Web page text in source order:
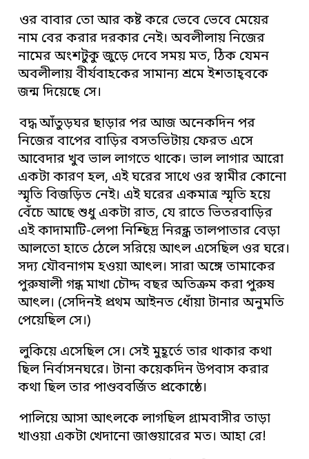
ওর বাবার তো আর কষ্ট করে ভেবে ভেবে মেয়ের
নাম বের করার দরকার নেই। অবলীলায় নিজের
নামের অংশটুকু জুড়ে দেবে সময় মত, ঠিক যেমন
অবলীলায় বীর্যবাহকের সামান্য শ্রমে ইশতাহ্‌বকে
জন্ম দিয়েছে সে।
বদ্ধ আঁতুড়ঘর ছাড়ার পর আজ অনেকদিন পর
নিজের বাপের বাড়ির বসতভিটায় ফেরত এসে
আবেদার খুব ভাল লাগতে থাকে। ভাল লাগার আরো
একটা কারণ হল, এই ঘরের সাথে ওর স্বামীর কোনো
স্মৃতি বিজড়িত নেই। এই ঘরের একমাত্র স্মৃতি হয়ে
বেঁচে আছে শুধু একটা রাত, যে রাতে ভিতরবাড়ির
এই কাদামাটি-লেপা নিশ্ছিদ্র নিরন্ধ্র তালপাতার বেড়া
আলতো হাতে ঠেলে সরিয়ে আৎল এসেছিল ওর ঘরে।
সদ্য যৌবনাগম হওয়া আৎল। সারা অঙ্গে তামাকের
পুরুষালী গন্ধ মাখা চৌদ্দ বছর অতিক্রম করা পুরুষ
আৎল। (সেদিনই প্রথম আইনত ধোঁয়া টানার অনুমতি
পেয়েছিল সে।)
লুকিয়ে এসেছিল সে। সেই মুহূর্তে তার থাকার কথা
ছিল নির্বাসনঘরে। টানা কয়েকদিন উপবাস করার
কথা ছিল তার পাণ্ডববর্জিত প্রকোষ্ঠে।
পালিয়ে আসা আৎলকে লাগছিল গ্রামবাসীর তাড়া
খাওয়া একটা খেদানো জাগুয়ারের মত। আহা রে!